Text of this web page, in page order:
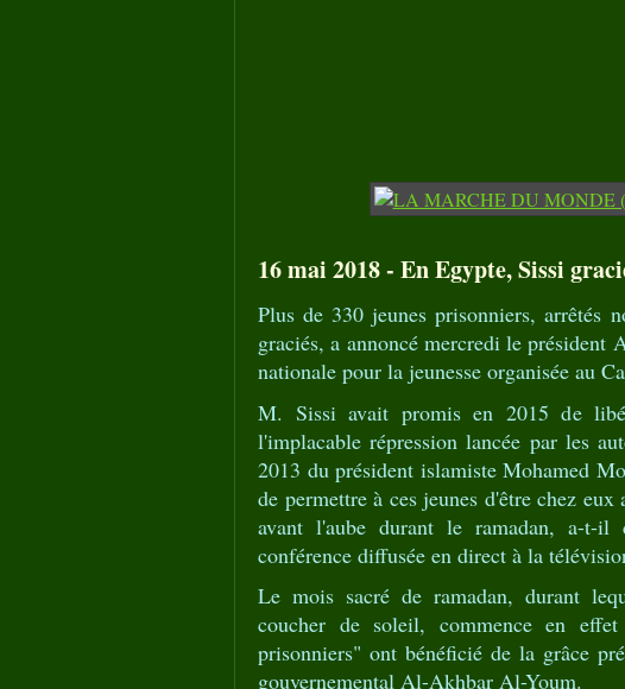
16 mai 2018 - En Egypte, Sissi
Plus de 330 jeunes prisonniers, arrêtés
graciés, a annoncé mercredi le président
nationale pour la jeunesse organisée au
M. Sissi avait promis en 2015 de
l'implacable répression lancée par les
2013 du président islamiste Mohamed
de permettre à ces jeunes d'être chez
avant l'aube durant le ramadan, a-t-
conférence diffusée en direct à la
Le mois sacré de ramadan, durant
coucher de soleil, commence en
prisonniers" ont bénéficié de la grâce
gouvernemental Al-Akhbar Al-Youm.